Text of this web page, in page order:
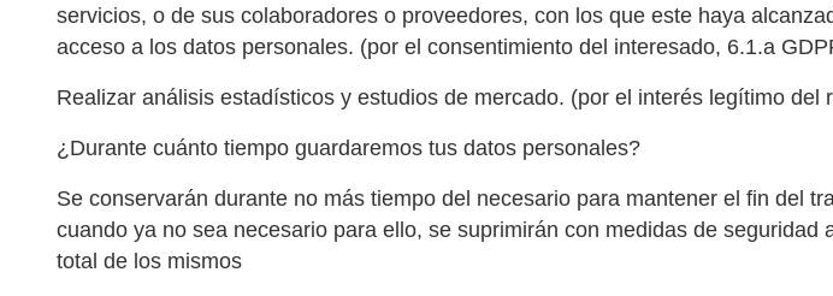
servicios, o de sus colaboradores o proveedores, con los que este haya
acceso a los datos personales. (por el consentimiento del interesado, 6.1.a
Realizar análisis estadísticos y estudios de mercado. (por el interés legítimo del
¿Durante cuánto tiempo guardaremos tus datos personales?
Se conservarán durante no más tiempo del necesario para mantener el fin del
cuando ya no sea necesario para ello, se suprimirán con medidas de
total de los mismos